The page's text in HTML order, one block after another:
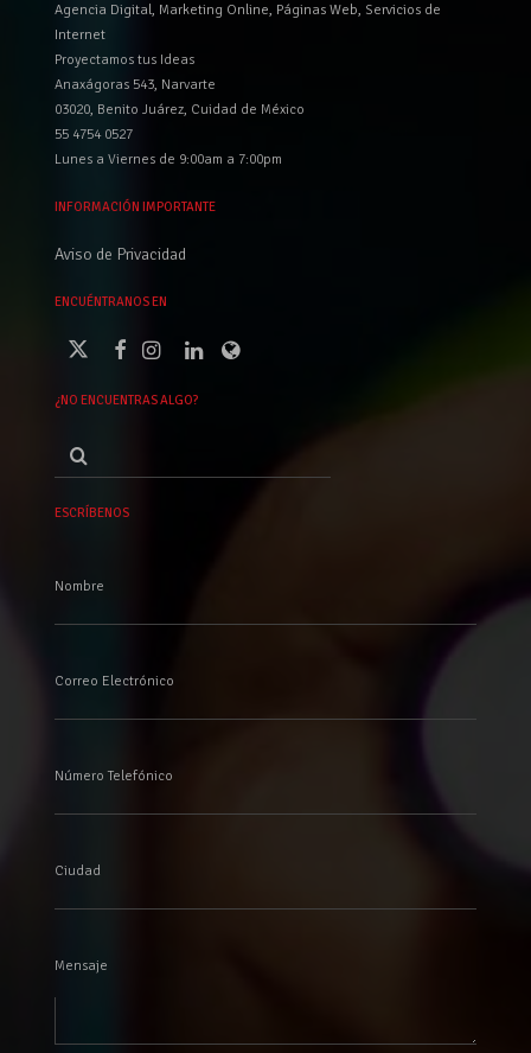
Agencia Digital, Marketing Online, Páginas Web, Servicios de
Internet
Proyectamos tus Ideas
Anaxágoras 543, Narvarte
03020, Benito Juárez, Cuidad de México
55 4754 0527
Lunes a Viernes de 9:00am a 7:00pm
INFORMACIÓN IMPORTANTE
Aviso de Privacidad
ENCUÉNTRANOS EN
¿NO ENCUENTRAS ALGO?
Buscar
por:
ESCRÍBENOS
Nombre
Correo Electrónico
Número Telefónico
Ciudad
Mensaje